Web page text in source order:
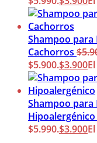
Shampoo para
Cachorros $
$5.900.$3.900
Shampoo para
Hipoalergénico
$5.990.$3.900